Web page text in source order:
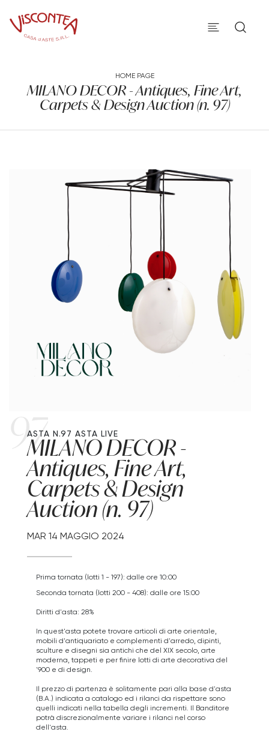
HOME PAGE
MILANO DECOR - Antiques, Fine Art,
Carpets & Design Auction (n. 97)
97
ASTA N.97 ASTA LIVE
MILANO DECOR -
Antiques, Fine Art,
Carpets & Design
Auction (n. 97)
MAR 14 MAGGIO 2024
Prima tornata (lotti 1 - 197): dalle ore 10:00
Seconda tornata (lotti 200 - 408): dalle ore 15:00
Diritti d'asta: 28%
In quest'asta potete trovare articoli di arte orientale,
mobili d'antiquariato e complementi d'arredo, dipinti,
sculture e disegni sia antichi che del XIX secolo, arte
moderna, tappeti e per finire lotti di arte decorativa del
'900 e di design.
Il prezzo di partenza è solitamente pari alla base d'asta
(B.A.) indicata a catalogo ed i rilanci da rispettare sono
quelli indicati nella tabella degli incrementi. Il Banditore
potrà discrezionalmente variare i rilanci nel corso
dell'asta.